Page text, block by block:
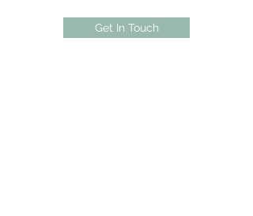
Get In Touch